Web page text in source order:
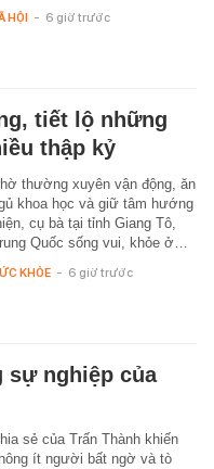
HỘI - 6 giờ trước
tiết lộ những
thập kỷ
thường xuyên vận động, ăn
khoa học và giữ tâm hướng
cụ bà tại tỉnh Giang Tô,
Quốc sống vui, khỏe ở…
KHỎE - 6 giờ trước
sự nghiệp của
sẻ của Trấn Thành khiến
ít người bất ngờ và tò